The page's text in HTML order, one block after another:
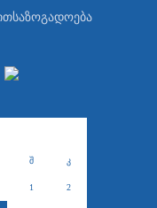
საზოგადოება
შ კ
1 2